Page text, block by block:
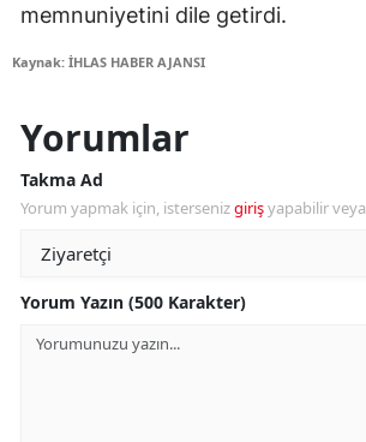
memnuniyetini dile getirdi.
Kaynak: İHLAS HABER AJANSI
Yorumlar
Takma Ad
Yorum yapmak için, istersenizgirişyapabilir veya
Yorum Yazın (500 Karakter)